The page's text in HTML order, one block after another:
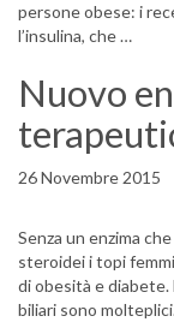
persone obese: i
l’insulina, che …
Nuovo
26 Novembre 2015
Senza un enzima
steroidei i topi
di obesità e
biliari sono